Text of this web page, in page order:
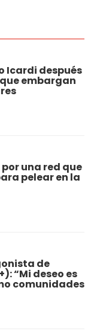
Icardi después
embargan
una red que
pelear en la
de
“Mi deseo es
comunidades